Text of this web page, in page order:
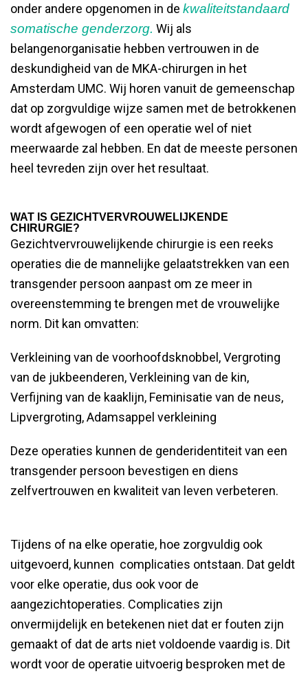
onder andere opgenomen in de kwaliteitstandaard
somatische genderzorg. Wij als
belangenorganisatie hebben vertrouwen in de
deskundigheid van de MKA-chirurgen in het
Amsterdam UMC. Wij horen vanuit de gemeenschap
dat op zorgvuldige wijze samen met de betrokkenen
wordt afgewogen of een operatie wel of niet
meerwaarde zal hebben. En dat de meeste personen
heel tevreden zijn over het resultaat.
WAT IS GEZICHTVERVROUWELIJKENDE
CHIRURGIE?
Gezichtvervrouwelijkende chirurgie is een reeks
operaties die de mannelijke gelaatstrekken van een
transgender persoon aanpast om ze meer in
overeenstemming te brengen met de vrouwelijke
norm. Dit kan omvatten:
Verkleining van de voorhoofdsknobbel, Vergroting
van de jukbeenderen, Verkleining van de kin,
Verfijning van de kaaklijn, Feminisatie van de neus,
Lipvergroting, Adamsappel verkleining
Deze operaties kunnen de genderidentiteit van een
transgender persoon bevestigen en diens
zelfvertrouwen en kwaliteit van leven verbeteren.
Tijdens of na elke operatie, hoe zorgvuldig ook
uitgevoerd, kunnen complicaties ontstaan. Dat geldt
voor elke operatie, dus ook voor de
aangezichtoperaties. Complicaties zijn
onvermijdelijk en betekenen niet dat er fouten zijn
gemaakt of dat de arts niet voldoende vaardig is. Dit
wordt voor de operatie uitvoerig besproken met de